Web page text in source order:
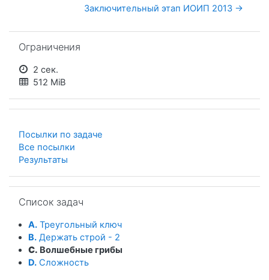
Заключительный этап ИОИП 2013 →
Ограничения
2 сек.
512 MiB
Посылки по задаче
Все посылки
Результаты
Список задач
A. Треугольный ключ
B. Держать строй - 2
C. Волшебные грибы
D. Сложность